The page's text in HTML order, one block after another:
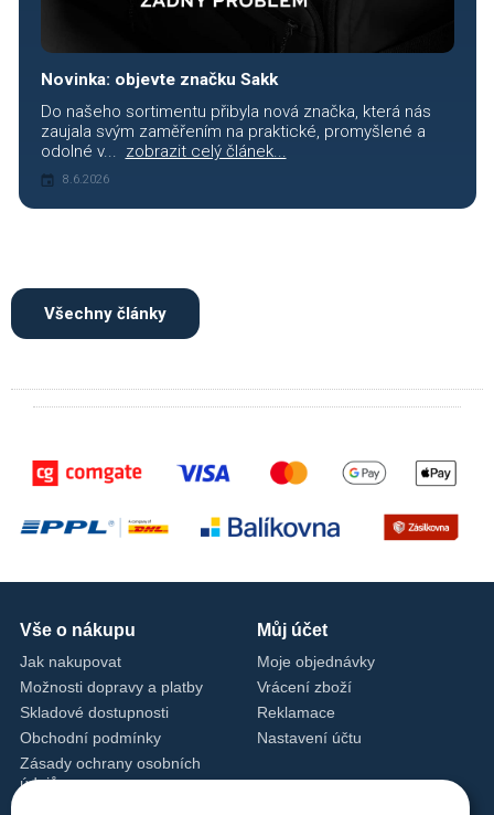
Novinka: objevte značku Sakk
Do našeho sortimentu přibyla nová značka, která nás
zaujala svým zaměřením na praktické, promyšlené a
odolné v... zobrazit celý článek...
8.6.2026
Všechny články
Vše o nákupu
Jak nakupovat
Možnosti dopravy a platby
Skladové dostupnosti
Obchodní podmínky
Zásady ochrany osobních
údajů
Můj účet
Moje objednávky
Vrácení zboží
Reklamace
Nastavení účtu